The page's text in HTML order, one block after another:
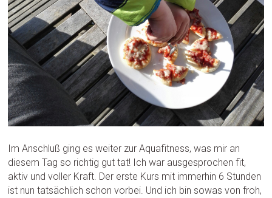
Im Anschluß ging es weiter zur Aquafitness, was mir an
diesem Tag so richtig gut tat! Ich war ausgesprochen fit,
aktiv und voller Kraft. Der erste Kurs mit immerhin 6 Stunden
ist nun tatsächlich schon vorbei. Und ich bin sowas von froh,